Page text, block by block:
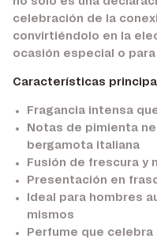
celebración de la
convirtiéndolo en la
ocasión especial o
Características
Fragancia intensa
Notas de pimienta
bergamota italiana
Fusión de frescura y
Presentación en
Ideal para hombres
mismos
Perfume que celebra